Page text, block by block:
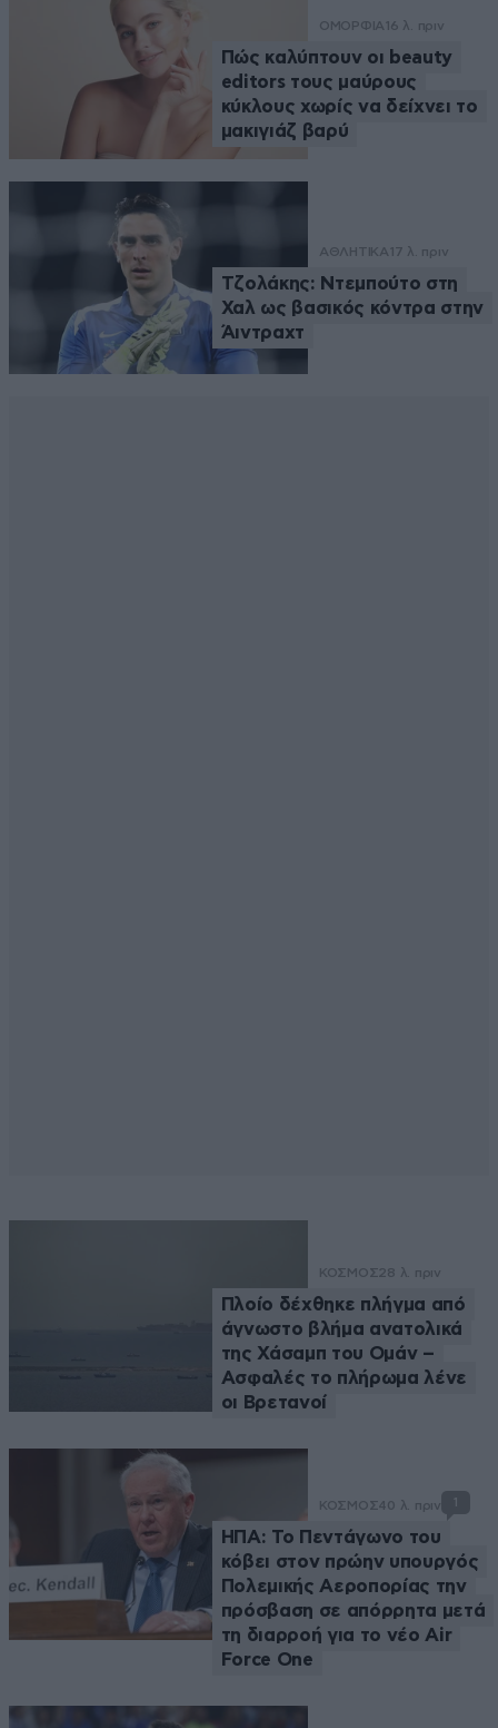
ΟΜΟΡΦΙΑ 16 λ. πριν
Πώς καλύπτουν οι beauty
editors τους μαύρους
κύκλους χωρίς να δείχνει το
μακιγιάζ βαρύ
ΑΘΛΗΤΙΚΑ 17 λ. πριν
Τζολάκης: Ντεμπούτο στη
Χαλ ως βασικός κόντρα στην
Άιντραχτ
ΚΟΣΜΟΣ28 λ. πριν
Πλοίο δέχθηκε πλήγμα από
άγνωστο βλήμα ανατολικά
της Χάσαμπ του Ομάν –
Ασφαλές το πλήρωμα λένε
οι Βρετανοί
ΚΟΣΜΟΣ40 λ. πριν 1
ΗΠΑ: Το Πεντάγωνο του
κόβει στον πρώην υπουργός
Πολεμικής Αεροπορίας την
πρόσβαση σε απόρρητα μετά
τη διαρροή για το νέο Air
Force One